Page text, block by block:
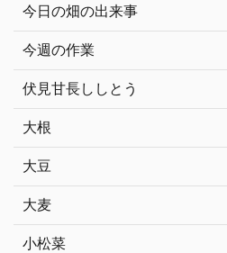
今日の畑の出来事
今週の作業
伏見甘長ししとう
大根
大豆
大麦
小松菜